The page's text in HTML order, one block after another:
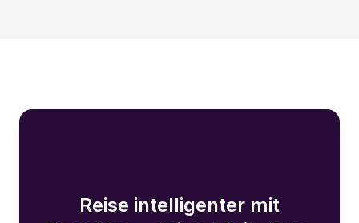
Reise intelligenter mit